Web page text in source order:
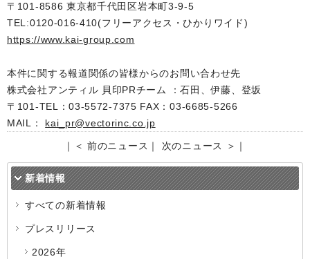
〒101-8586 東京都千代田区岩本町3-9-5
TEL:0120-016-410(フリーアクセス・ひかりワイド)
https://www.kai-group.com
本件に関する報道関係の皆様からのお問い合わせ先
株式会社アンティル 貝印PRチーム ：石田、伊藤、登坂
〒101-TEL：03-5572-7375 FAX：03-6685-5266
MAIL： kai_pr@vectorinc.co.jp
｜ ＜ 前のニュース ｜ 次のニュース ＞ ｜
新着情報
すべての新着情報
プレスリリース
2026年